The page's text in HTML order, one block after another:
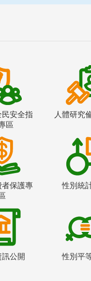
安全指
區
人體研究
者保護專
性別統
公開 性別平